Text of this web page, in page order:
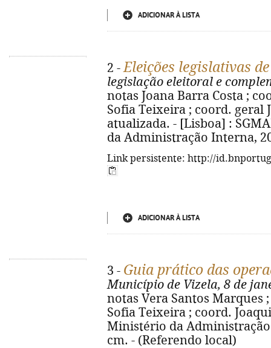
ADICIONAR À LISTA
2 -Eleições legislativas
legislação eleitoral e
notas Joana Barra Costa ;
Sofia Teixeira ; coord. geral
atualizada. - [Lisboa] :
da Administração Interna,
Link persistente: http://
ADICIONAR À LISTA
3 - Guia prático das
Município de Vizela, 8 de
notas Vera Santos Marques
Sofia Teixeira ; coord.
Ministério da Administração
cm. - (Referendo local)